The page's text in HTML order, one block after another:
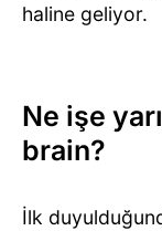
haline geliyor.
Ne işe
brain?
İlk